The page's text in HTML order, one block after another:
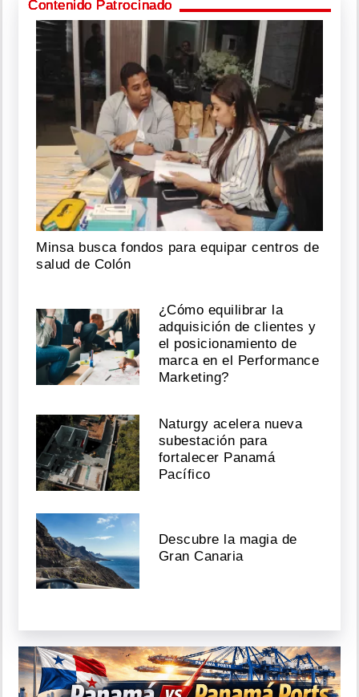
Contenido Patrocinado
Minsa busca fondos para equipar centros de
salud de Colón
¿Cómo equilibrar la
adquisición de clientes y
el posicionamiento de
marca en el Performance
Marketing?
Naturgy acelera nueva
subestación para
fortalecer Panamá
Pacífico
Descubre la magia de
Gran Canaria